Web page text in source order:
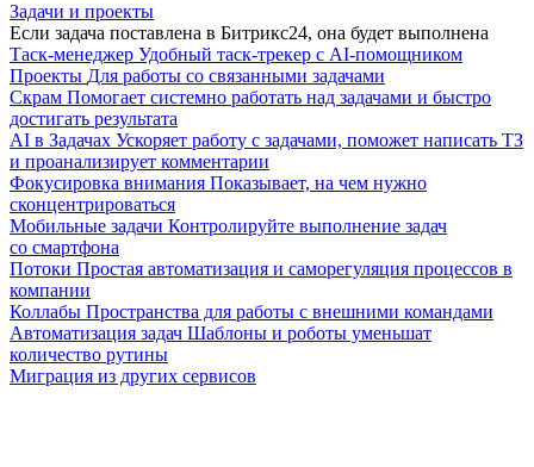
Задачи и проекты
Если задача поставлена в Битрикс24, она будет выполнена
Таск-менеджер Удобный таск-трекер с AI-помощником
Проекты Для работы со связанными задачами
Скрам Помогает системно работать над задачами и быстро
достигать результата
AI в Задачах Ускоряет работу с задачами, поможет написать ТЗ
и проанализирует комментарии
Фокусировка внимания Показывает, на чем нужно
сконцентрироваться
Мобильные задачи Контролируйте выполнение задач
со смартфона
Потоки Простая автоматизация и саморегуляция процессов в
компании
Коллабы Пространства для работы с внешними командами
Автоматизация задач Шаблоны и роботы уменьшат
количество рутины
Миграция из других сервисов